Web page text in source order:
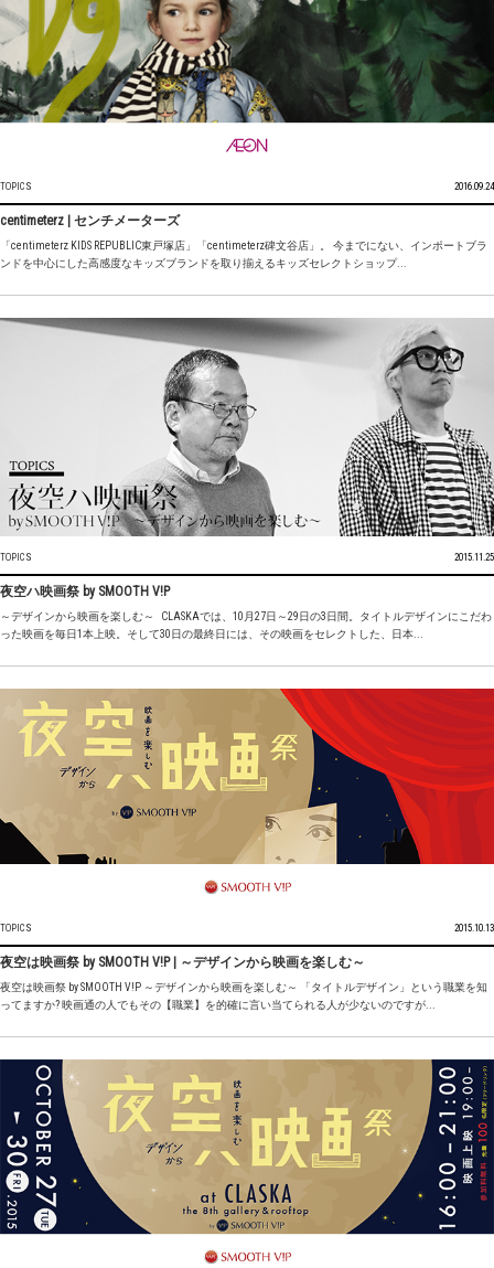
TOPICS 2016.09.24
centimeterz | センチメーターズ
「centimeterz KIDS REPUBLIC東戸塚店」「centimeterz碑文谷店」。 今までにない、インポートブラ
ンドを中心にした高感度なキッズブランドを取り揃えるキッズセレクトショップ...
TOPICS 2015.11.25
夜空ハ映画祭 by SMOOTH V!P
～デザインから映画を楽しむ～ CLASKAでは、10月27日～29日の3日間。タイトルデザインにこだわ
った映画を毎日1本上映。そして30日の最終日には、その映画をセレクトした、日本...
TOPICS 2015.10.13
夜空は映画祭 by SMOOTH V!P | ～デザインから映画を楽しむ～
夜空は映画祭 by SMOOTH V!P ～デザインから映画を楽しむ～ 「タイトルデザイン」という職業を知
ってますか? 映画通の人でもその【職業】を的確に言い当てられる人が少ないのですが...